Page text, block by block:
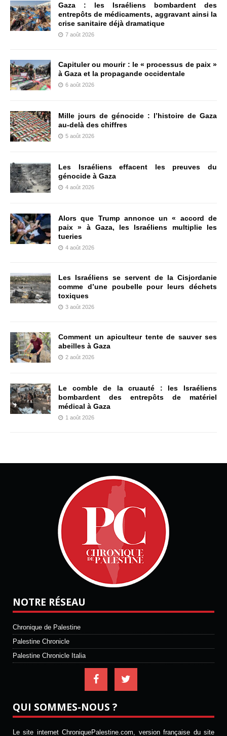
Gaza : les Israéliens bombardent des
entrepôts de médicaments, aggravant ainsi la
crise sanitaire déjà dramatique
7 août 2026
Capituler ou mourir : le « processus de paix »
à Gaza et la propagande occidentale
6 août 2026
Mille jours de génocide : l’histoire de Gaza
au-delà des chiffres
5 août 2026
Les Israéliens effacent les preuves du
génocide à Gaza
4 août 2026
Alors que Trump annonce un « accord de
paix » à Gaza, les Israéliens multiplie les
tueries
4 août 2026
Les Israéliens se servent de la Cisjordanie
comme d’une poubelle pour leurs déchets
toxiques
3 août 2026
Comment un apiculteur tente de sauver ses
abeilles à Gaza
2 août 2026
Le comble de la cruauté : les Israéliens
bombardent des entrepôts de matériel
médical à Gaza
1 août 2026
NOTRE RÉSEAU
Chronique de Palestine
Palestine Chronicle
Palestine Chronicle Italia
QUI SOMMES-NOUS ?
Le site internet ChroniquePalestine.com, version française du site